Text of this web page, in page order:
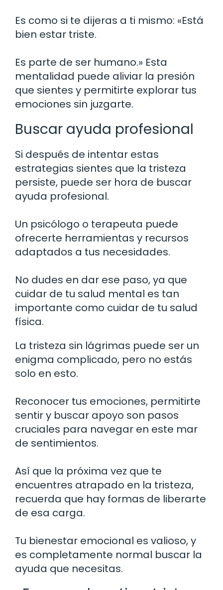
Es como si te dijeras a ti mismo: «Está
bien estar triste.
Es parte de ser humano.» Esta
mentalidad puede aliviar la presión
que sientes y permitirte explorar tus
emociones sin juzgarte.
Buscar ayuda profesional
Si después de intentar estas
estrategias sientes que la tristeza
persiste, puede ser hora de buscar
ayuda profesional.
Un psicólogo o terapeuta puede
ofrecerte herramientas y recursos
adaptados a tus necesidades.
No dudes en dar ese paso, ya que
cuidar de tu salud mental es tan
importante como cuidar de tu salud
física.
La tristeza sin lágrimas puede ser un
enigma complicado, pero no estás
solo en esto.
Reconocer tus emociones, permitirte
sentir y buscar apoyo son pasos
cruciales para navegar en este mar
de sentimientos.
Así que la próxima vez que te
encuentres atrapado en la tristeza,
recuerda que hay formas de liberarte
de esa carga.
Tu bienestar emocional es valioso, y
es completamente normal buscar la
ayuda que necesitas.